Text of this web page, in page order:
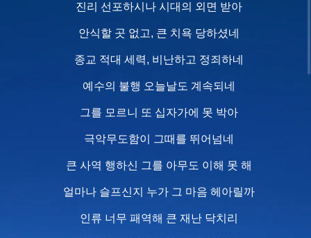
진리 선포하시나 시대의 외면 받아
안식할 곳 없고, 큰 치욕 당하셨네
종교 적대 세력, 비난하고 정죄하네
예수의 불행 오늘날도 계속되네
그를 모르니 또 십자가에 못 박아
극악무도함이 그때를 뛰어넘네
큰 사역 행하신 그를 아무도 이해 못 해
얼마나 슬프신지 누가 그 마음 헤아릴까
인류 너무 패역해 큰 재난 닥치리